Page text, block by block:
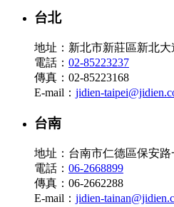
台北
地址：新北市新莊區新北大
電話： 02-85223237
傳真：02-85223168
E-mail： jidien-
台南
地址：台南市仁德區保安路
電話： 06-2668899
傳真：06-2662288
E-mail： jidien-